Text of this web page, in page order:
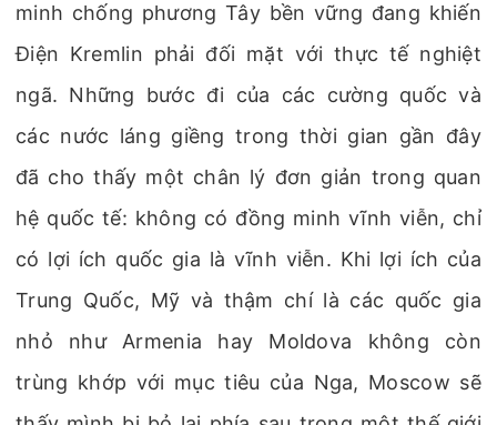
minh chống phương Tây bền vững đang khiến
Điện Kremlin phải đối mặt với thực tế nghiệt
ngã. Những bước đi của các cường quốc và
các nước láng giềng trong thời gian gần đây
đã cho thấy một chân lý đơn giản trong quan
hệ quốc tế: không có đồng minh vĩnh viễn, chỉ
có lợi ích quốc gia là vĩnh viễn. Khi lợi ích của
Trung Quốc, Mỹ và thậm chí là các quốc gia
nhỏ như Armenia hay Moldova không còn
trùng khớp với mục tiêu của Nga, Moscow sẽ